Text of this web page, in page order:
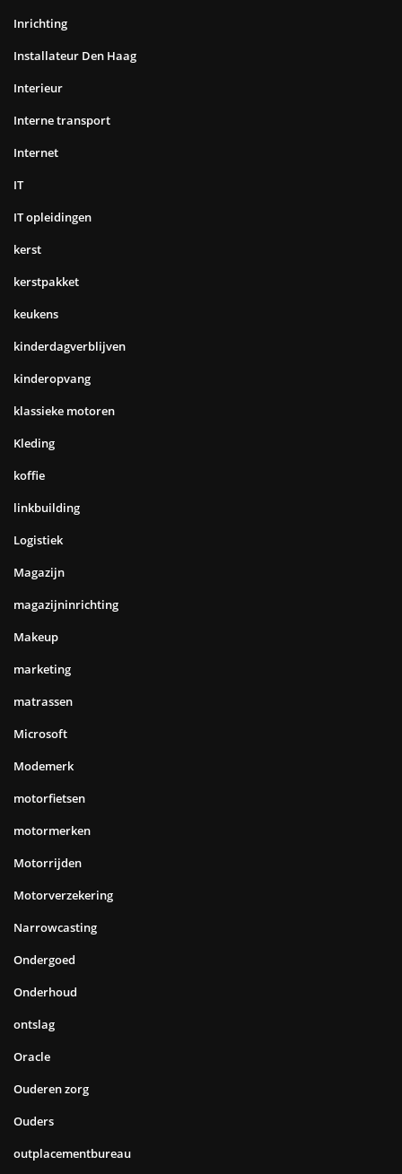
Inrichting
Installateur Den Haag
Interieur
Interne transport
Internet
IT
IT opleidingen
kerst
kerstpakket
keukens
kinderdagverblijven
kinderopvang
klassieke motoren
Kleding
koffie
linkbuilding
Logistiek
Magazijn
magazijninrichting
Makeup
marketing
matrassen
Microsoft
Modemerk
motorfietsen
motormerken
Motorrijden
Motorverzekering
Narrowcasting
Ondergoed
Onderhoud
ontslag
Oracle
Ouderen zorg
Ouders
outplacementbureau